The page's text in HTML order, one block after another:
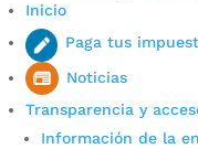
Inicio
Paga tus
Noticias
Transparencia y
Información de la
Última